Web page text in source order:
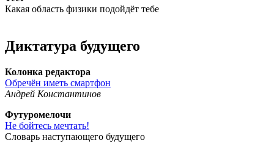
Какая область физики подойдёт тебе
Диктатура будущего
Колонка редактора
Обречён иметь смартфон
Андрей Константинов
Футуромелочи
Не бойтесь мечтать!
Словарь наступающего будущего